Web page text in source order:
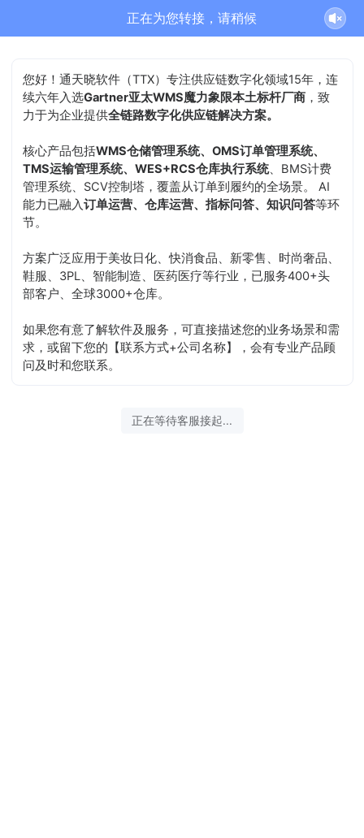
正在为您转接，请稍候
您好！通天晓软件（TTX）专注供应链数字化领域15年，连
续六年入选Gartner亚太WMS魔力象限本土标杆厂商 ，致
力于为企业提供全链路数字化供应链解决方案。
核心产品包括WMS仓储管理系统、OMS订单管理系统、
TMS运输管理系统、WES+RCS仓库执行系统、BMS计费
管理系统、SCV控制塔，覆盖从订单到履约的全场景。 AI
能力已融入订单运营、仓库运营、指标问答、知识问答等环
节。
方案广泛应用于美妆日化、快消食品、新零售、时尚奢品、
鞋服、3PL、智能制造、医药医疗等行业，已服务400+头
部客户、全球3000+仓库。
如果您有意了解软件及服务，可直接描述您的业务场景和需
求，或留下您的【联系方式+公司名称】，会有专业产品顾
问及时和您联系。
正在等待客服接起...